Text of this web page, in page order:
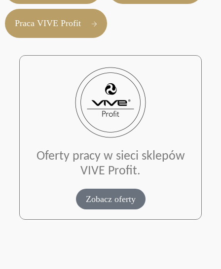
Praca VIVE Profit
Oferty pracy w sieci sklepów
VIVE Profit.
Zobacz oferty